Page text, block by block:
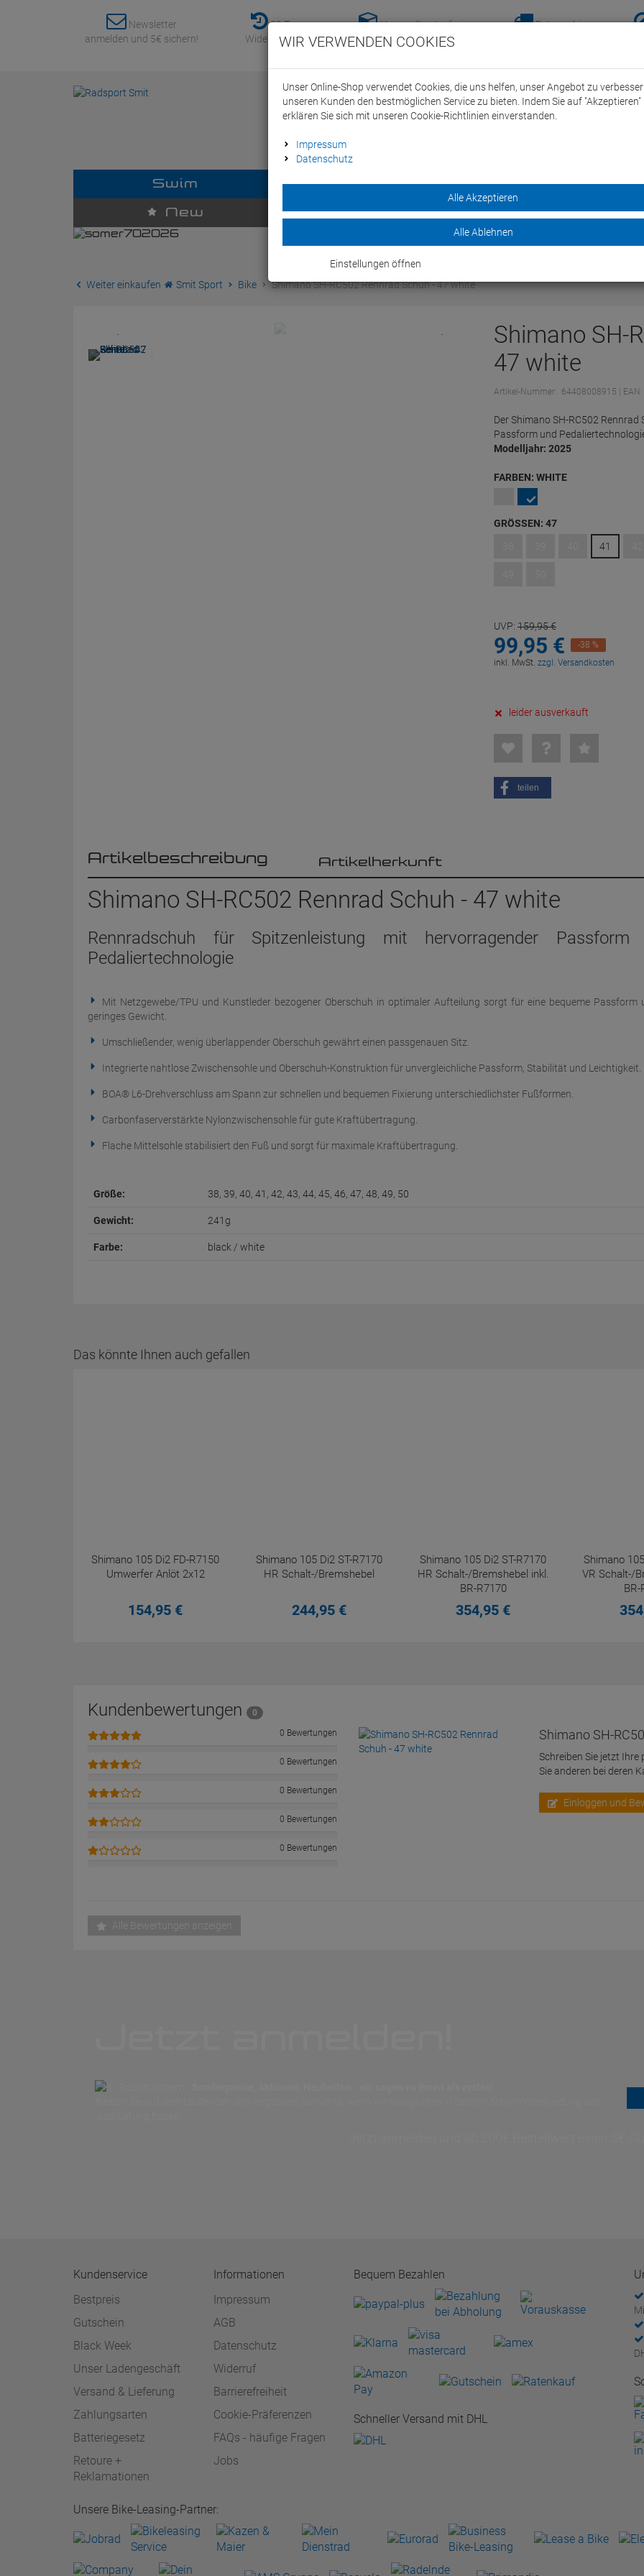
Newsletter
anmelden und 5€ sichern!
30 Tage
Widerrufsrecht
Versandkostenfreie-
Lieferung nach
Retoure hier
Swim Dein Swim Team Bike
New Marken Sale
Weiter einkaufen Smit Sport Bike Shimano SH-RC502 Rennrad Schuh - 47 white
Shimano SH-
47 white
Artikel-Nummer: 64408008915 |
Der Shimano SH-RC502
Passform und
Modelljahr: 2025
FARBEN: WHITE
GRÖSSEN: 47
41
UVP: 159,95€
99,95 €
-38 %
inkl. MwSt. zzgl. Versandkosten
leider ausverkauft
teilen
Artikelbeschreibung Artikelherkunft
Shimano SH-RC502 Rennrad Schuh - 47 white
Rennradschuh für Spitzenleistung mit hervorragender Passform
Pedaliertechnologie
Mit Netzgewebe/TPU und Kunstleder bezogener Oberschuh in optimaler Aufteilung sorgt für eine bequeme Passform
geringes Gewicht.
Umschließender, wenig überlappender Oberschuh gewährt einen passgenauen Sitz.
Integrierte nahtlose Zwischensohle und Oberschuh-Konstruktion für unvergleichliche Passform, Stabilität und Leichtigkeit.
BOA® L6-Drehverschluss am Spann zur schnellen und bequemen Fixierung unterschiedlichster Fußformen.
Carbonfaserverstärkte Nylonzwischensohle für gute Kraftübertragung.
Flache Mittelsohle stabilisiert den Fuß und sorgt für maximale Kraftübertragung.
Größe: 38, 39, 40, 41, 42, 43, 44, 45, 46, 47, 48, 49, 50
Gewicht: 241g
Farbe: black / white
Das könnte Ihnen auch gefallen
Shimano 105 Di2 FD-R7150
Umwerfer Anlöt 2x12
154,95 €
Shimano 105 Di2 ST-R7170
HR Schalt-/Bremshebel
244,95 €
Shimano 105 Di2 ST-R7170
HR Schalt-/Bremshebel inkl.
BR-R7170
Scheibenbremssattel
354,95 €
Shimano
VR Schalt-/
BR-
Kundenbewertungen
0
0 Bewertungen
0 Bewertungen
0 Bewertungen
0 Bewertungen
0 Bewertungen
Shimano SH-
Schreiben Sie jetzt
Sie anderen bei deren
Einloggen und
Alle Bewertungen anzeigen
Kundenservice
Bestpreis
Gutschein
Black Week
Unser Ladengeschäft
Versand & Lieferung
Zahlungsarten
Batteriegesetz
Retoure +
Reklamationen
Informationen
Impressum
AGB
Datenschutz
Widerruf
Barrierefreiheit
Cookie-Präferenzen
FAQs - häufige Fragen
Jobs
Bequem Bezahlen
Schneller Versand mit DHL
Unsere Bike-Leasing-Partner:
WIR VERWENDEN COOKIES
Unser Online-Shop verwendet Cookies, die uns helfen, unser Angebot zu
unseren Kunden den bestmöglichen Service zu bieten. Indem Sie auf "Akzeptieren"
erklären Sie sich mit unseren Cookie-Richtlinien einverstanden.
Impressum
Datenschutz
Alle Akzeptieren
Alle Ablehnen
Einstellungen öffnen